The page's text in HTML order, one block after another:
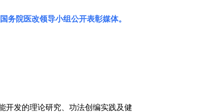
国务院医改领导小组公开表彰媒体。
开发的理论研究、功法创编实践及健